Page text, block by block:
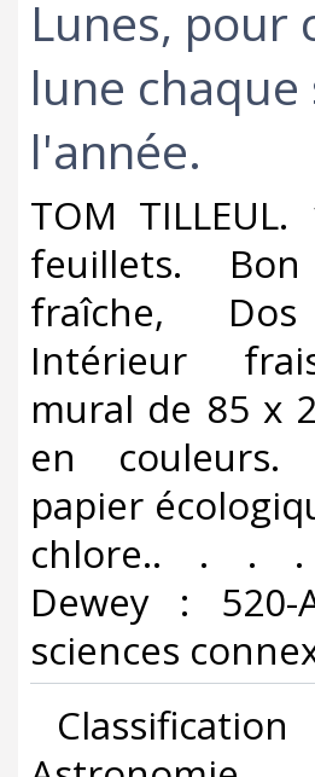
Lunes, pour
lune
l'année.‎
‎TOM
feuillets.
fraîche, Dos
Intérieur
mural de 85 x
en
papier
chlore.. . . .
Dewey : 520-
sciences